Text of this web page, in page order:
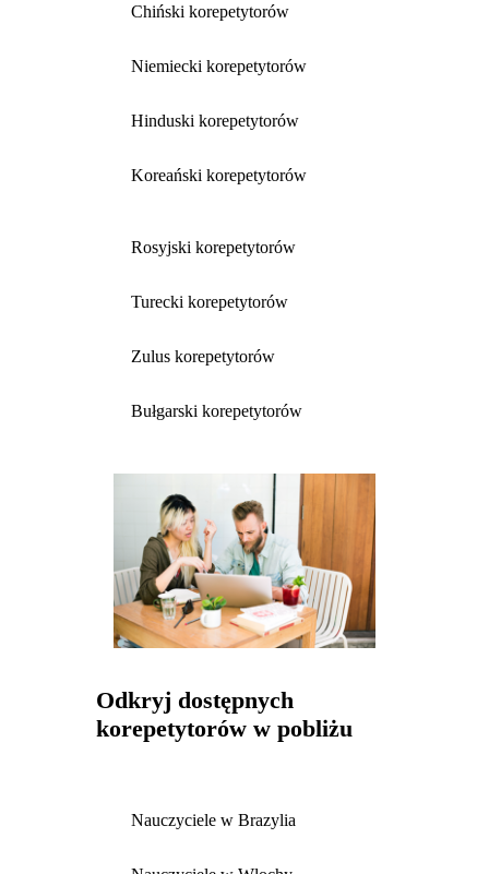
Chiński korepetytorów
Niemiecki korepetytorów
Hinduski korepetytorów
Koreański korepetytorów
Rosyjski korepetytorów
Turecki korepetytorów
Zulus korepetytorów
Bułgarski korepetytorów
Odkryj dostępnych
korepetytorów w pobliżu
Nauczyciele w Brazylia